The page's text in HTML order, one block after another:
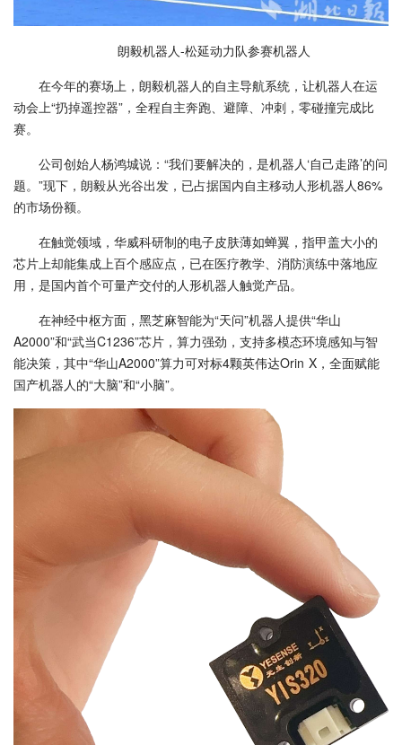
朗毅机器人-松延动力队参赛机器人
在今年的赛场上，朗毅机器人的自主导航系统，让机器人在运
动会上“扔掉遥控器”，全程自主奔跑、避障、冲刺，零碰撞完成比
赛。
公司创始人杨鸿城说：“我们要解决的，是机器人‘自己走路’的问
题。”现下，朗毅从光谷出发，已占据国内自主移动人形机器人86%
的市场份额。
在触觉领域，华威科研制的电子皮肤薄如蝉翼，指甲盖大小的
芯片上却能集成上百个感应点，已在医疗教学、消防演练中落地应
用，是国内首个可量产交付的人形机器人触觉产品。
在神经中枢方面，黑芝麻智能为“天问”机器人提供“华山
A2000”和“武当C1236”芯片，算力强劲，支持多模态环境感知与智
能决策，其中“华山A2000”算力可对标4颗英伟达Orin X，全面赋能
国产机器人的“大脑”和“小脑”。